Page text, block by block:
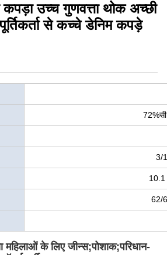
उच्च गुणवत्ता थोक अच्छी
से कच्चे डेनिम कपड़े
3/1
62/
महिलाओं के लिए जीन्स;पोशाक;परिधान-